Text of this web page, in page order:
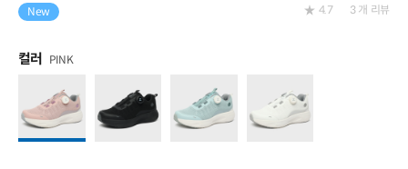
New 4.7 3개 리뷰
컬러 PINK